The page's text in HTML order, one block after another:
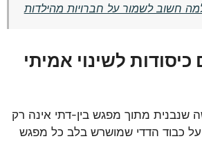
חשוב לשמור על חברויות מהילדות
כיסודות לשינוי אמיתי
מתוך מפגש בין-דתי אינה רק
כבוד הדדי שמושרש בלב כל מפגש